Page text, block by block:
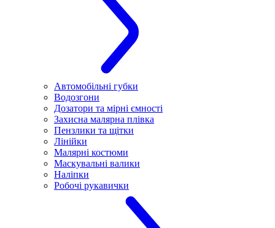
Автомобільні губки
Водозгони
Дозатори та мірні ємності
Захисна малярна плівка
Пензлики та щітки
Лінійки
Малярні костюми
Маскувальні валики
Наліпки
Робочі рукавички